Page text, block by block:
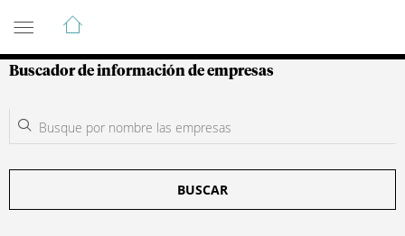
Guía de Empresas Colombianas
Buscador de información de empresas
BUSCAR